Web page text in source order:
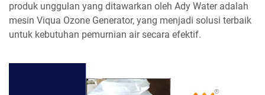
produk unggulan yang ditawarkan oleh Ady Water adalah
mesin Viqua Ozone Generator, yang menjadi solusi terbaik
untuk kebutuhan pemurnian air secara efektif.